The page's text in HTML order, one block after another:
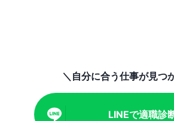
＼自分に合う仕事が見つ
LINEで適職診